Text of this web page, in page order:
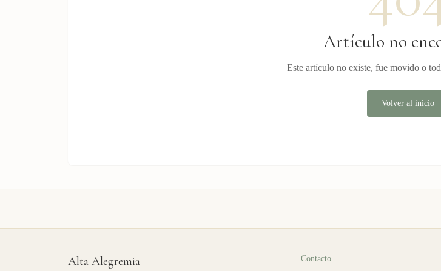
Artículo no
Este artículo no existe, fue movido o
Volver al inicio
Alta Alegremia Contacto